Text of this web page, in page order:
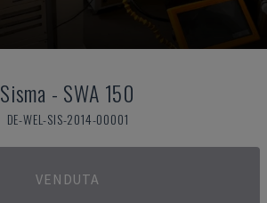
Sisma - SWA 150
DE-WEL-SIS-2014-00001
VENDUTA